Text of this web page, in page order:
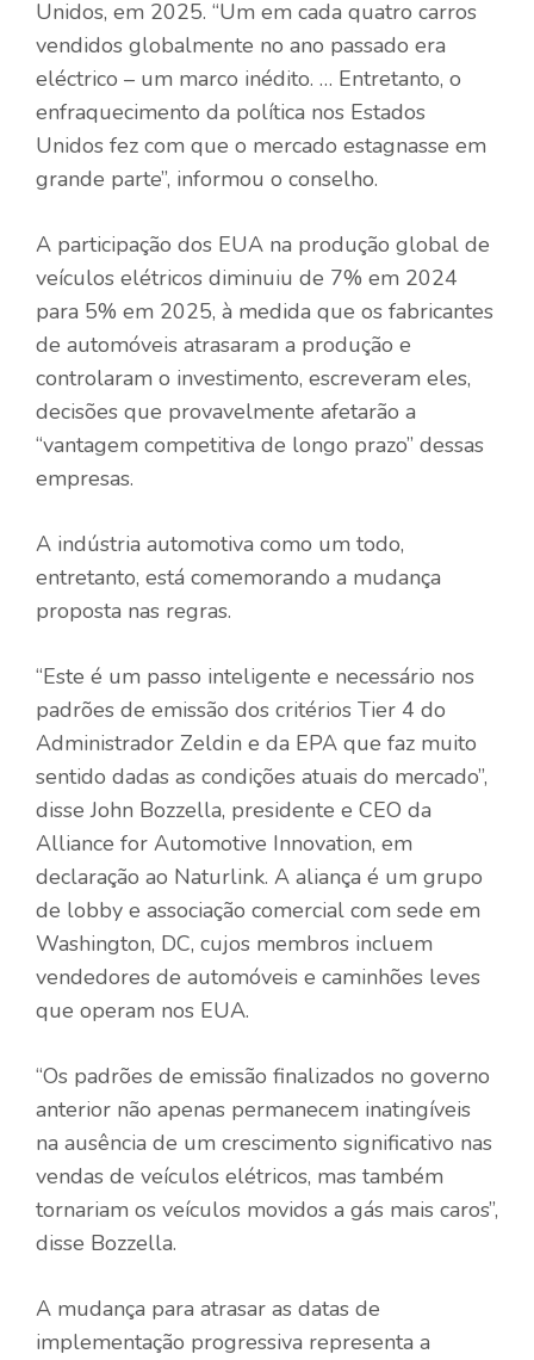
Unidos, em 2025. “Um em cada quatro carros
vendidos globalmente no ano passado era
eléctrico – um marco inédito. … Entretanto, o
enfraquecimento da política nos Estados
Unidos fez com que o mercado estagnasse em
grande parte”, informou o conselho.
A participação dos EUA na produção global de
veículos elétricos diminuiu de 7% em 2024
para 5% em 2025, à medida que os fabricantes
de automóveis atrasaram a produção e
controlaram o investimento, escreveram eles,
decisões que provavelmente afetarão a
“vantagem competitiva de longo prazo” dessas
empresas.
A indústria automotiva como um todo,
entretanto, está comemorando a mudança
proposta nas regras.
“Este é um passo inteligente e necessário nos
padrões de emissão dos critérios Tier 4 do
Administrador Zeldin e da EPA que faz muito
sentido dadas as condições atuais do mercado”,
disse John Bozzella, presidente e CEO da
Alliance for Automotive Innovation, em
declaração ao Naturlink. A aliança é um grupo
de lobby e associação comercial com sede em
Washington, DC, cujos membros incluem
vendedores de automóveis e caminhões leves
que operam nos EUA.
“Os padrões de emissão finalizados no governo
anterior não apenas permanecem inatingíveis
na ausência de um crescimento significativo nas
vendas de veículos elétricos, mas também
tornariam os veículos movidos a gás mais caros”,
disse Bozzella.
A mudança para atrasar as datas de
implementação progressiva representa a